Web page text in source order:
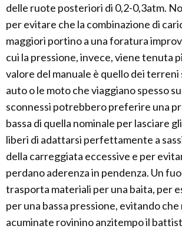
delle ruote posteriori di 0,2-0,3atm.
per evitare che la combinazione di
maggiori portino a una foratura
cui la pressione, invece, viene tenuta
valore del manuale è quello dei terreni
auto o le moto che viaggiano spesso
sconnessi potrebbero preferire una
bassa di quella nominale per lasciare
liberi di adattarsi perfettamente a
della carreggiata eccessive e per
perdano aderenza in pendenza. Un
trasporta materiali per una baita, per
per una bassa pressione, evitando
acuminate rovinino anzitempo il